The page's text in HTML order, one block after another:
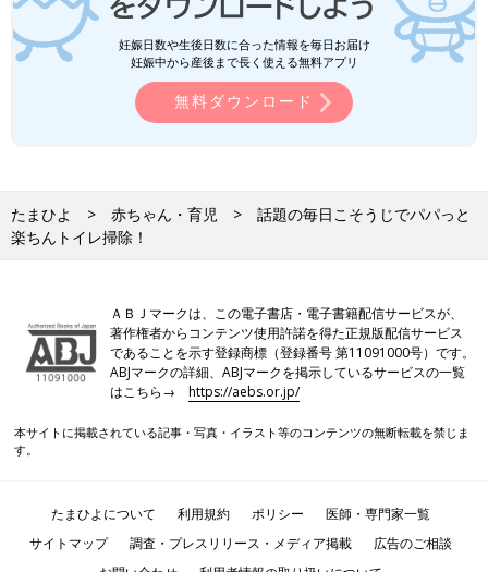
妊娠日数や生後日数に合った情報を毎日お届け
妊娠中から産後まで長く使える無料アプリ
無料ダウンロード
たまひよ 赤ちゃん・育児
話題の毎日こそうじでパパっと
楽ちんトイレ掃除！
ＡＢＪマークは、この電子書店・電子書籍配信サービスが、
著作権者からコンテンツ使用許諾を得た正規版配信サービス
であることを示す登録商標（登録番号 第11091000号）です。
ABJマークの詳細、ABJマークを掲示しているサービスの一覧
はこちら→https://aebs.or.jp/
本サイトに掲載されている記事・写真・イラスト等のコンテンツの無断転載を禁じま
す。
たまひよについて 利用規約 ポリシー
医師・専門家一覧
サイトマップ
調査・プレスリリース・メディア掲載
広告のご相談